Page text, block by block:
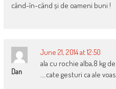
când-în-când și de oameni buni !
Dan
June 21, 2014 at 12:50
ala cu rochie alba,8 kg
….cate gesturi ca ale